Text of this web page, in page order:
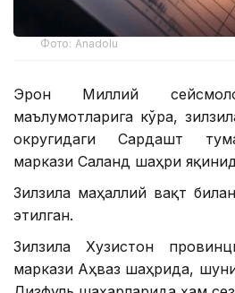
Фото: Аnadolu
Эрон Миллий
маълумотларига кўра,
округидаги Сардашт
маркази Саланд шаҳри
Зилзила маҳаллий вақт
этилган.
Зилзила Хузистон
маркази Аҳваз шаҳрида,